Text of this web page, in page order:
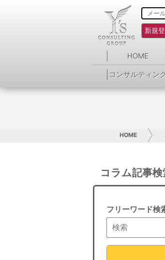
新規
HOME
コンサルティン
HOME
コラム記事検
フリーワード検